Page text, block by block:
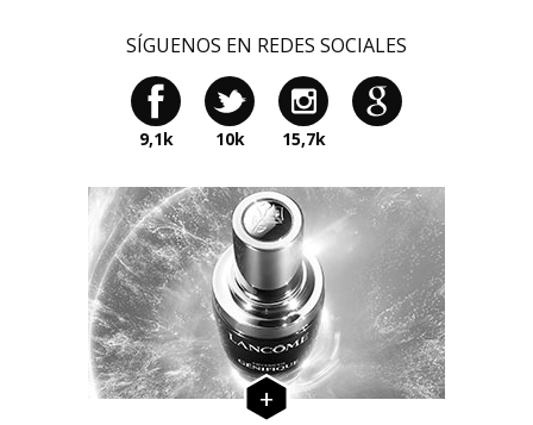
SÍGUENOS EN REDES SOCIALES
9,1k 10k 15,7k